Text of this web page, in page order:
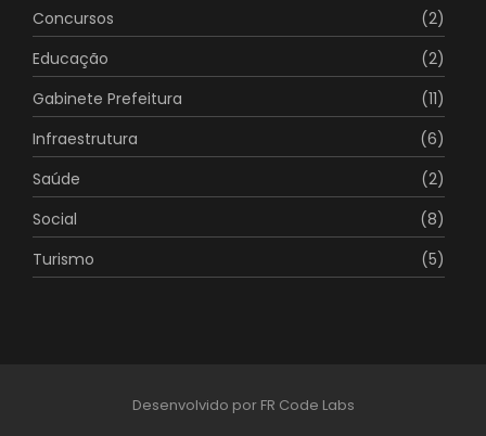
Concursos
(2)
Educação
(2)
Gabinete Prefeitura
(11)
Infraestrutura
(6)
Saúde
(2)
Social
(8)
Turismo
(5)
Desenvolvido por FR Code Labs